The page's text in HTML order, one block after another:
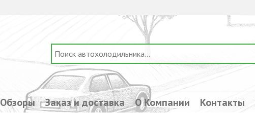
Обзоры Заказ и доставка О Компании Контакты